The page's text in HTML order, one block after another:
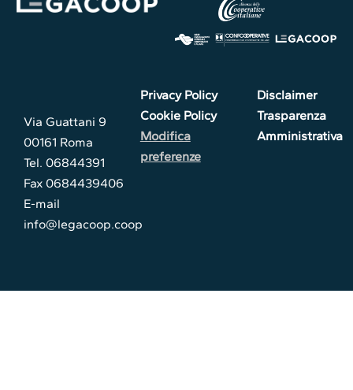
Via Guattani 9
00161 Roma
Tel. 06844391
Fax 0684439406
E-mail
info@legacoop.coop
Privacy Policy
Cookie Policy
Modifica
preferenze
Disclaimer
Trasparenza
Amministrativa